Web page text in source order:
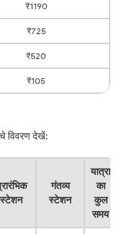
₹1190
₹725
₹520
₹105
विवरण देखें:
स्टेशन
गंतव्य
स्टेशन
यात्रा
का
कुल
समय